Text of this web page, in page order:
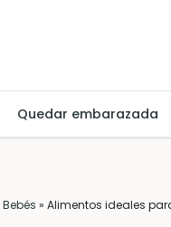
Quedar embarazada
Bebés » Alimentos ideales